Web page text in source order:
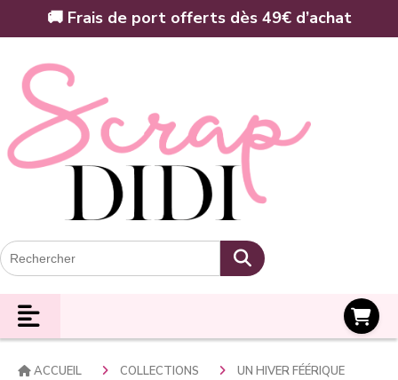
🚚 Frais de port offerts dès 49€ d’achat
ACCUEIL COLLECTIONS
UN HIVER FÉÉRIQUE